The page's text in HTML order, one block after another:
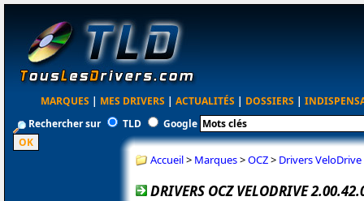
MARQUES | MES DRIVERS | ACTUALITÉS | DOSSIERS |
Rechercher sur
TLD Google
Accueil> Marques>OCZ> Drivers VeloDrive
DRIVERS OCZ VELODRIVE